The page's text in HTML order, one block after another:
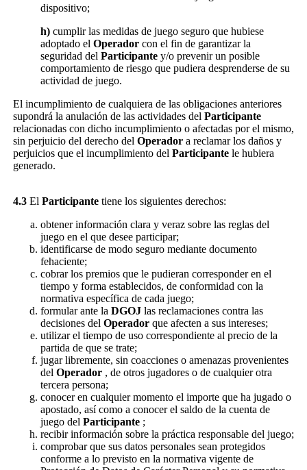
dispositivo;
h)cumplir las medidas de juego seguro que hubiese
adoptado el Operadorcon el fin de garantizar la
seguridad del Participantey/o prevenir un posible
comportamiento de riesgo que pudiera desprenderse de su
actividad de juego.
El incumplimiento de cualquiera de las obligaciones anteriores
supondrá la anulación de las actividades del Participante
relacionadas con dicho incumplimiento o afectadas por el mismo,
sin perjuicio del derecho del Operadora reclamar los daños y
perjuicios que el incumplimiento del Participantele hubiera
generado.
4.3 El Participantetiene los siguientes derechos:
obtener información clara y veraz sobre las reglas del
juego en el que desee participar;
identificarse de modo seguro mediante documento
fehaciente;
cobrar los premios que le pudieran corresponder en el
tiempo y forma establecidos, de conformidad con la
normativa específica de cada juego;
formular ante la DGOJlas reclamaciones contra las
decisiones del Operadorque afecten a sus intereses;
utilizar el tiempo de uso correspondiente al precio de la
partida de que se trate;
jugar libremente, sin coacciones o amenazas provenientes
del Operador , de otros jugadores o de cualquier otra
tercera persona;
conocer en cualquier momento el importe que ha jugado o
apostado, así como a conocer el saldo de la cuenta de
juego del Participante ;
recibir información sobre la práctica responsable del juego;
comprobar que sus datos personales sean protegidos
conforme a lo previsto en la normativa vigente de